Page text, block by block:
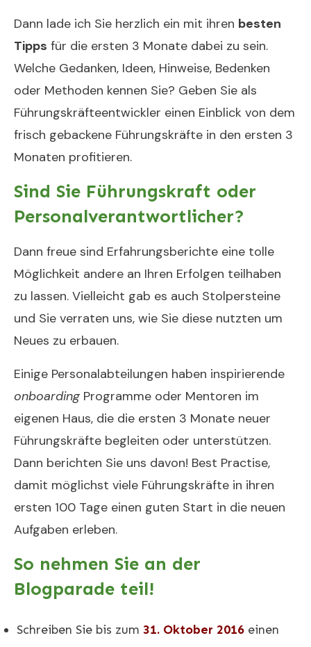
Dann lade ich Sie herzlich ein mit ihren besten
Tipps für die ersten 3 Monate dabei zu sein.
Welche Gedanken, Ideen, Hinweise, Bedenken
oder Methoden kennen Sie? Geben Sie als
Führungskräfteentwickler einen Einblick von dem
frisch gebackene Führungskräfte in den ersten 3
Monaten profitieren.
Sind Sie Führungskraft oder
Personalverantwortlicher?
Dann freue sind Erfahrungsberichte eine tolle
Möglichkeit andere an Ihren Erfolgen teilhaben
zu lassen. Vielleicht gab es auch Stolpersteine
und Sie verraten uns, wie Sie diese nutzten um
Neues zu erbauen.
Einige Personalabteilungen haben inspirierende
onboardingProgramme oder Mentoren im
eigenen Haus, die die ersten 3 Monate neuer
Führungskräfte begleiten oder unterstützen.
Dann berichten Sie uns davon! Best Practise,
damit möglichst viele Führungskräfte in ihren
ersten 100 Tage einen guten Start in die neuen
Aufgaben erleben.
So nehmen Sie an der
Blogparade teil!
Schreiben Sie bis zum 31. Oktober 2016 einen